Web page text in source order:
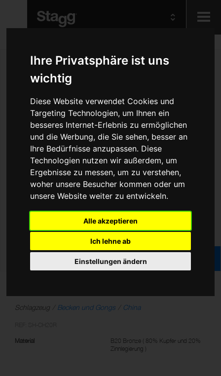
Ihre Privatsphäre ist uns
wichtig
Diese Website verwendet Cookies und
Targeting Technologien, um Ihnen ein
besseres Internet-Erlebnis zu ermöglichen
und die Werbung, die Sie sehen, besser an
Ihre Bedürfnisse anzupassen. Diese
Technologien nutzen wir außerdem, um
Ergebnisse zu messen, um zu verstehen,
woher unsere Besucher kommen oder um
unsere Website weiter zu entwickeln.
Alle akzeptieren
Ich lehne ab
Einstellungen ändern
Schlagzeug Becken und Gongs China
Material
B20 Bronze ( 80% Kupfer und 20%
Zinnlegierung )